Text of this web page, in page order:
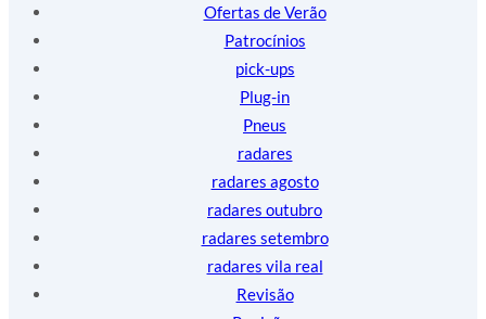
Ofertas de Verão
Patrocínios
pick-ups
Plug-in
Pneus
radares
radares agosto
radares outubro
radares setembro
radares vila real
Revisão